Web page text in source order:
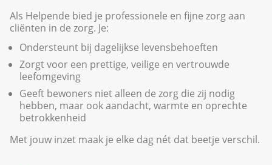
Als Helpende bied je professionele en fijne zorg aan
cliënten in de zorg. Je:
Ondersteunt bij dagelijkse levensbehoeften
Zorgt voor een prettige, veilige en vertrouwde
leefomgeving
Geeft bewoners niet alleen de zorg die zij nodig
hebben, maar ook aandacht, warmte en oprechte
betrokkenheid
Met jouw inzet maak je elke dag nét dat beetje verschil.